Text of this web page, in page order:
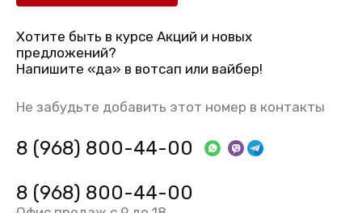
Хотите быть в курсе Акций и новых
предложений?
Напишите «да» в вотсап или вайбер!
Не забудьте добавить этот номер в контакты
8 (968) 800-44-00
8 (968) 800-44-00